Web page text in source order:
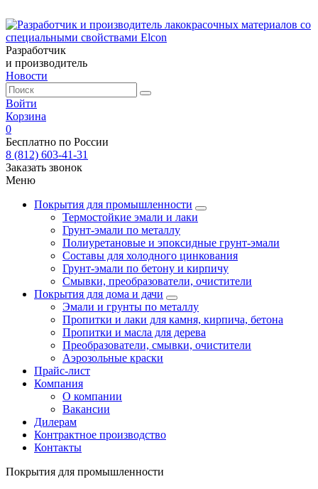
Разработчик
и производитель
Новости
Войти
Корзина
0
Бесплатно по России
8 (812) 603-41-31
Заказать звонок
Меню
Покрытия для промышленности
Термостойкие эмали и лаки
Грунт-эмали по металлу
Полиуретановые и эпоксидные грунт-эмали
Составы для холодного цинкования
Грунт-эмали по бетону и кирпичу
Смывки, преобразователи, очистители
Покрытия для дома и дачи
Эмали и грунты по металлу
Пропитки и лаки для камня, кирпича, бетона
Пропитки и масла для дерева
Преобразователи, смывки, очистители
Аэрозольные краски
Прайс-лист
Компания
О компании
Вакансии
Дилерам
Контрактное производство
Контакты
Покрытия для промышленности